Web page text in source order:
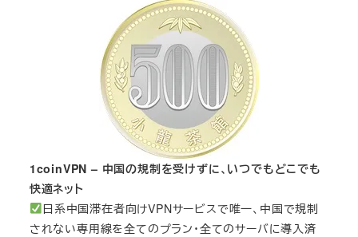
1coinVPN – 中国の規制を受けずに、いつでもどこでも
快適ネット
日系中国滞在者向けVPNサービスで唯一、中国で規制
されない専用線を全てのプラン・全てのサーバに導入済